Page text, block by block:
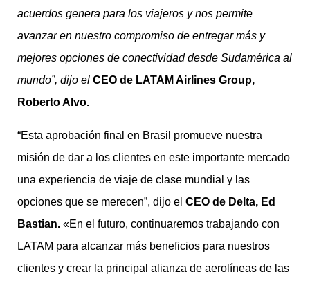
acuerdos genera para los viajeros y nos permite
avanzar en nuestro compromiso de entregar más y
mejores opciones de conectividad desde Sudamérica al
mundo”, dijo el CEO de LATAM Airlines Group,
Roberto Alvo.
“Esta aprobación final en Brasil promueve nuestra
misión de dar a los clientes en este importante mercado
una experiencia de viaje de clase mundial y las
opciones que se merecen”, dijo el CEO de Delta, Ed
Bastian. «En el futuro, continuaremos trabajando con
LATAM para alcanzar más beneficios para nuestros
clientes y crear la principal alianza de aerolíneas de las